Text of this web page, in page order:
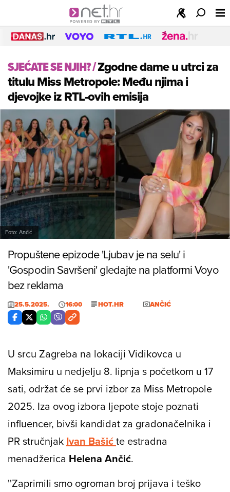
SJEĆATE SE NJIH?/Zgodne dame u utrci za
titulu Miss Metropole: Među njima i
djevojke iz RTL-ovih emisija
Foto: Ančić
Propuštene epizode 'Ljubav je na selu' i
'Gospodin Savršeni' gledajte na platformi Voyo
bez reklama
25.5.2025. 16:00 HOT.HR ANČIĆ
U srcu Zagreba na lokaciji Vidikovca u
Maksimiru u nedjelju 8. lipnja s početkom u 17
sati, održat će se prvi izbor za Miss Metropole
2025. Iza ovog izbora ljepote stoje poznati
influencer, bivši kandidat za gradonačelnika i
PR stručnjak Ivan Bašićte estradna
menadžerica Helena Ančić.
''Zaprimili smo ogroman broj prijava i teško